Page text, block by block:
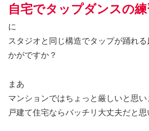
自宅でタップダンスの
に
スタジオと同じ構造でタップが踊れ
かがですか？
まあ
マンションではちょっと厳しいと思い
戸建て住宅ならバッチリ大丈夫だと思